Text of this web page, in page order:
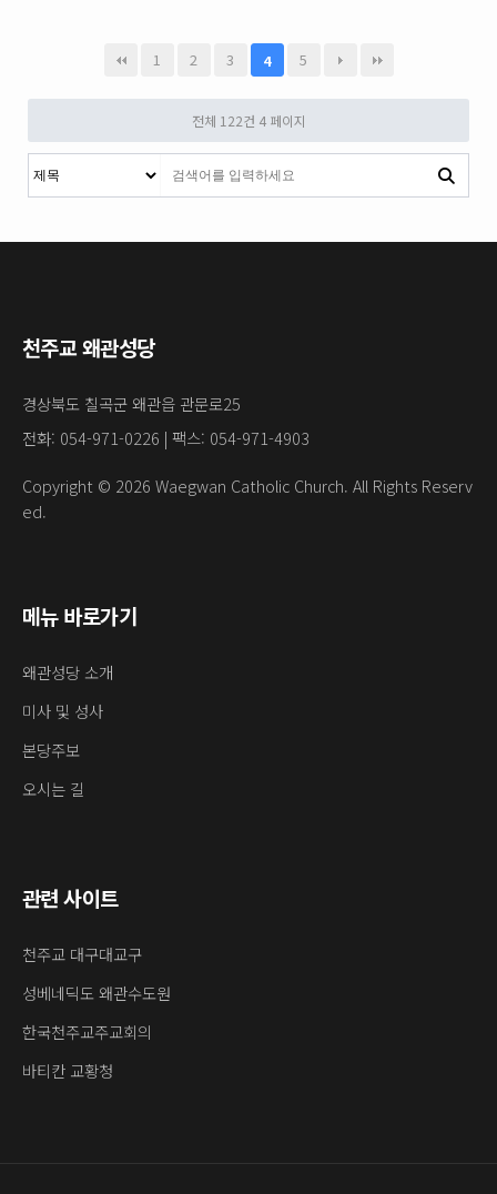
1 2 3 4 5
전체 122건 4 페이지
천주교 왜관성당
경상북도 칠곡군 왜관읍 관문로25
전화: 054-971-0226 | 팩스: 054-971-4903
Copyright © 2026 Waegwan Catholic Church. All Rights Reserv
ed.
메뉴 바로가기
왜관성당 소개
미사 및 성사
본당주보
오시는 길
관련 사이트
천주교 대구대교구
성베네딕도 왜관수도원
한국천주교주교회의
바티칸 교황청